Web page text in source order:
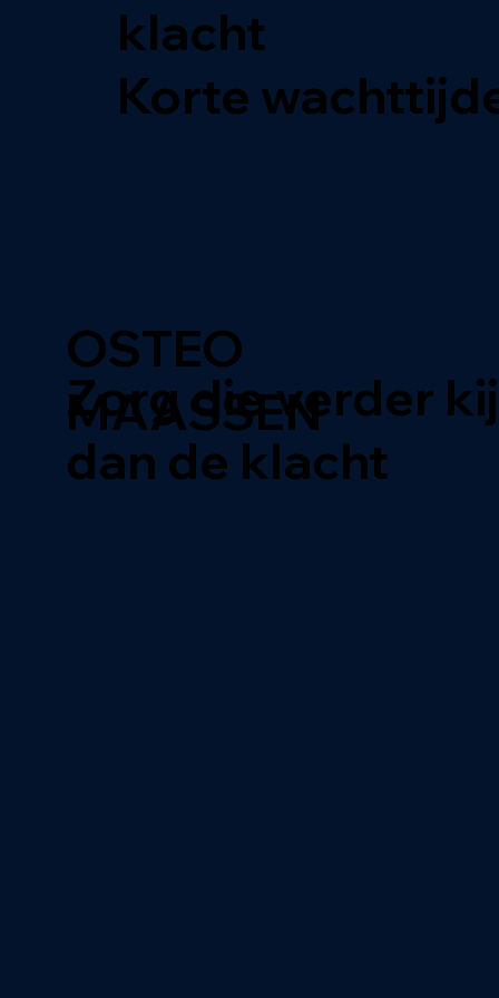
klacht
Korte
OSTEO
MAASSEN
Zorg die verder
dan de klacht